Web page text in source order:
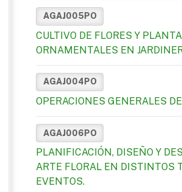
AGAJ005PO
CULTIVO DE FLORES Y
ORNAMENTALES EN
AGAJ004PO
OPERACIONES GENERALES
AGAJ006PO
PLANIFICACIÓN, DISEÑO Y
ARTE FLORAL EN DISTINTOS
EVENTOS.